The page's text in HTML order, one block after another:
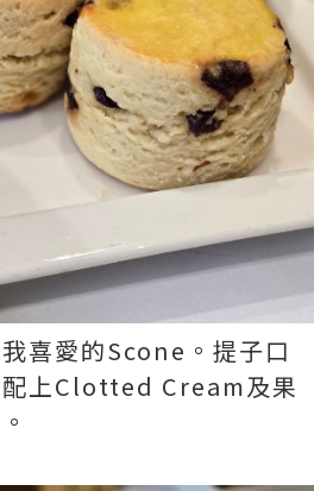
喜愛的Scone。提子口
配上Clotted Cream及果